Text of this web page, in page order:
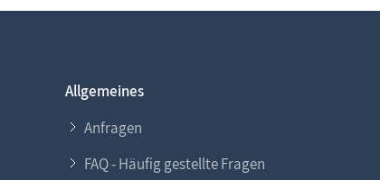
Allgemeines
Anfragen
FAQ - Häufig gestellte Fragen